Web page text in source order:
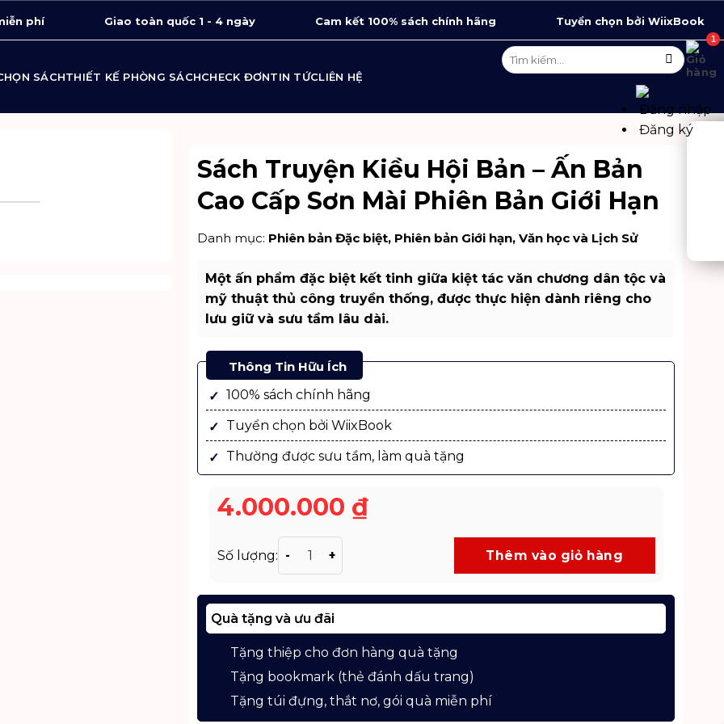
phí Giao toàn quốc 1 - 4 ngày Cam kết 100% sách chính hãng Tuyển chọn bởi WiixBook
SÁCHTHIẾT KẾ PHÒNG SÁCHCHECK ĐƠNTIN TỨCLIÊN HỆ
Tìm
kiếm:
Đăng nhập
Đăng ký
Sách Truyện Kiều Hội Bản – Ấn Bản
Cao Cấp Sơn Mài Phiên Bản Giới Hạn
Danh mục: Phiên bản Đặc biệt, Phiên bản Giới hạn, Văn học và Lịch Sử
Một ấn phẩm đặc biệt kết tinh giữa kiệt tác văn chương dân tộc và
mỹ thuật thủ công truyền thống, được thực hiện dành riêng cho
lưu giữ và sưu tầm lâu dài.
Thông Tin Hữu Ích
100% sách chính hãng
Tuyển chọn bởi WiixBook
Thường được sưu tầm, làm quà tặng
4.000.000 ₫
Số lượng: Thêm vào giỏ hàng
Quà tặng và ưu đãi
Tặng thiệp cho đơn hàng quà tặng
Tặng bookmark (thẻ đánh dấu trang)
Tặng túi đựng, thắt nơ, gói quà miễn phí